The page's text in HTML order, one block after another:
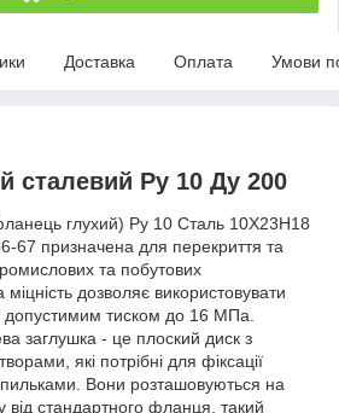
Доставка Оплата Умови
сталевий Ру 10 Ду 200
глухий) Ру 10 Сталь 10X23H18
67 призначена для перекриття та
та побутових
дозволяє використовувати
допустимим тиском до 16 МПа.
заглушка - це плоский диск з
які потрібні для фіксації
Вони розташовуються на
від стандартного фланця, такий